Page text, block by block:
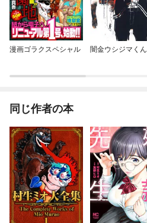
漫画ゴラクスペシャル 闇金ウシジマくん
同じ作者の本